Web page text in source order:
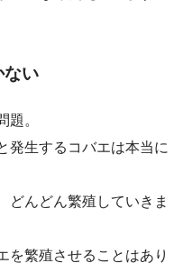
ない
題。
発生するコバエは本当に
どんどん繁殖していきま
を繁殖させることはあり